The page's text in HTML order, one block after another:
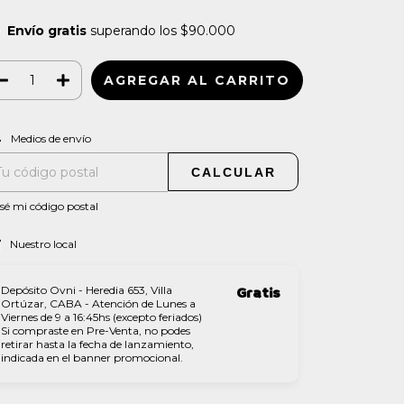
Envío gratis superando los $90.000
para el CP:
Medios de envío
CALCULAR
mi código postal
Nuestro local
Depósito Ovni - Heredia 653, Villa
Ortúzar, CABA - Atención de Lunes a
Viernes de 9 a 16:45hs (excepto feriados)
Si compraste en Pre-Venta, no podes
retirar hasta la fecha de lanzamiento,
indicada en el banner promocional.
Gratis